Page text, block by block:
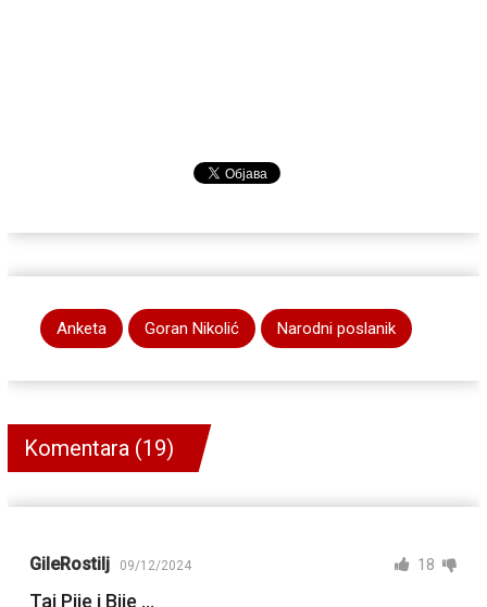
Anketa Goran Nikolić Narodni poslanik
Komentara (19)
GileRostilj 09/12/2024 18
Taj Pije i Bije …